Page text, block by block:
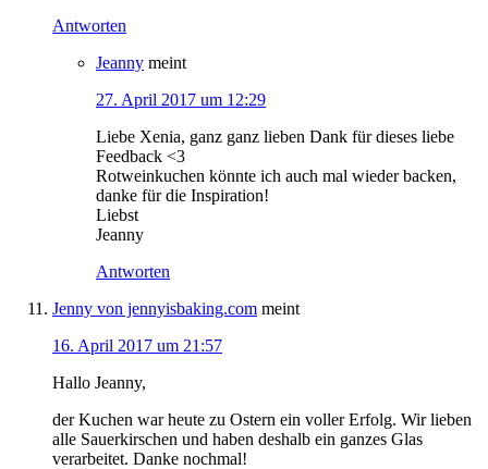
Antworten
Jeanny meint
27. April 2017 um 12:29
Liebe Xenia, ganz ganz lieben Dank für dieses liebe
Feedback <3
Rotweinkuchen könnte ich auch mal wieder backen,
danke für die Inspiration!
Liebst
Jeanny
Antworten
Jenny von jennyisbaking.com meint
16. April 2017 um 21:57
Hallo Jeanny,
der Kuchen war heute zu Ostern ein voller Erfolg. Wir lieben
alle Sauerkirschen und haben deshalb ein ganzes Glas
verarbeitet. Danke nochmal!